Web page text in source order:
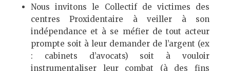
Nous invitons le Collectif de victimes des
centres Proxidentaire à veiller à son
indépendance et à se méfier de tout acteur
prompte soit à leur demander de l’argent (ex
: cabinets d’avocats) soit à vouloir
instrumentaliser leur combat (à des fins